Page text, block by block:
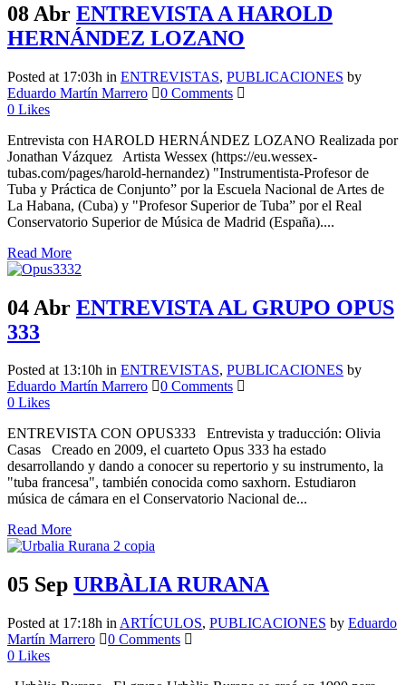
08 Abr ENTREVISTA A HAROLD
HERNÁNDEZ LOZANO
Posted at 17:03h in ENTREVISTAS, PUBLICACIONES by
Eduardo Martín Marrero
0 Comments
0 Likes
Entrevista con HAROLD HERNÁNDEZ LOZANO Realizada por
Jonathan Vázquez Artista Wessex (https://eu.wessex-
tubas.com/pages/harold-hernandez) "Instrumentista-Profesor de
Tuba y Práctica de Conjunto” por la Escuela Nacional de Artes de
La Habana, (Cuba) y "Profesor Superior de Tuba” por el Real
Conservatorio Superior de Música de Madrid (España)....
Read More
04 Abr ENTREVISTA AL GRUPO OPUS
333
Posted at 13:10h in ENTREVISTAS, PUBLICACIONES by
Eduardo Martín Marrero
0 Comments
0 Likes
ENTREVISTA CON OPUS333 Entrevista y traducción: Olivia
Casas Creado en 2009, el cuarteto Opus 333 ha estado
desarrollando y dando a conocer su repertorio y su instrumento, la
"tuba francesa", también conocida como saxhorn. Estudiaron
música de cámara en el Conservatorio Nacional de...
Read More
05 Sep URBÀLIA RURANA
Posted at 17:18h in ARTÍCULOS, PUBLICACIONES by Eduardo
Martín Marrero
0 Comments
0 Likes